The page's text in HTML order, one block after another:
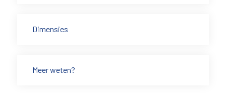
Dimensies
Meer weten?